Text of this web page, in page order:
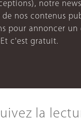
notre
nos contenus
pour annoncer un
c'est gratuit.
la